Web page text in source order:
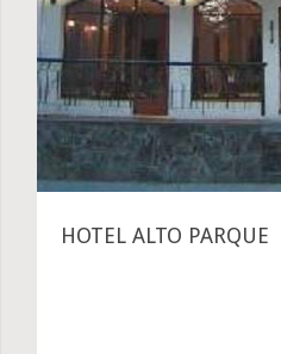
HOTEL ALTO PARQUE